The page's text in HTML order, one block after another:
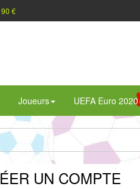
€
Joueurs UEFA Euro 2020
UN COMPTE